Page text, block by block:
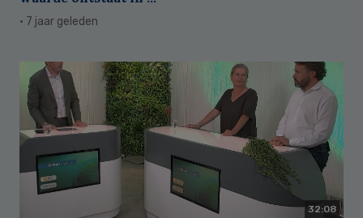
· 7 jaar geleden
32:08